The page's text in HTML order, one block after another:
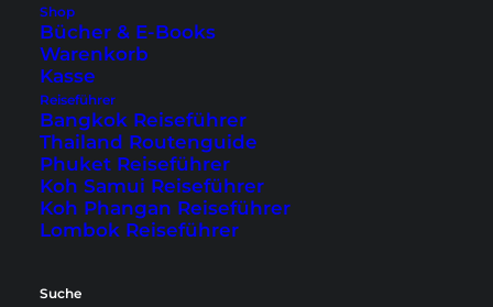
Shop
Bücher & E-Books
Warenkorb
Kasse
Reiseführer
Bangkok Reiseführer
Thailand Routenguide
Phuket Reiseführer
Koh Samui Reiseführer
Koh Phangan Reiseführer
Lombok Reiseführer
Suche
Bangkok Fortbewegung:
Tipps für öffentliche
Verkehrsmittel